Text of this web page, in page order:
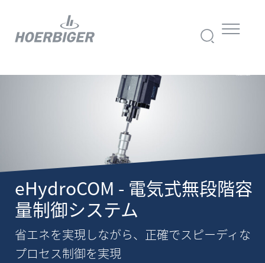
eHydroCOM - 電気式無段階容
量制御システム
省エネを実現しながら、正確でスピーディな
プロセス制御を実現